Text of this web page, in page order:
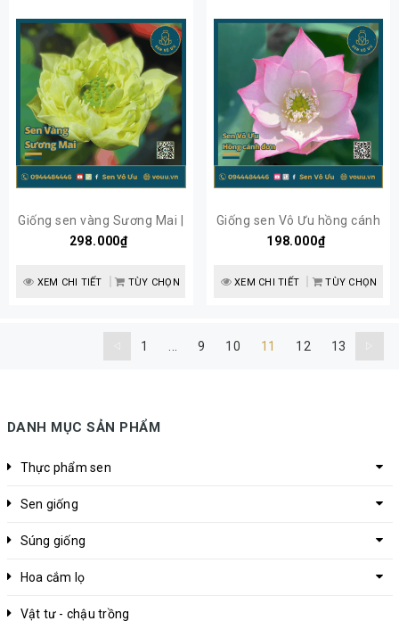
Giống sen vàng Sương Mai |
Sen Vô Ưu
298.000₫
XEM CHI TIẾT TÙY CHỌN
Giống sen Vô Ưu hồng cánh
đơn | Sen Vô Ưu
198.000₫
XEM CHI TIẾT TÙY CHỌN
1 9 10 11 12 13
DANH MỤC SẢN PHẨM
Thực phẩm sen
Sen giống
Súng giống
Hoa cắm lọ
Vật tư - chậu trồng